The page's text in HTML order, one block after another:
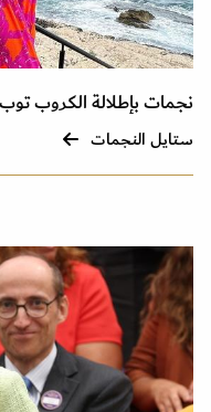
نجمات بإطلالة الكروب توب
ستايل النجمات